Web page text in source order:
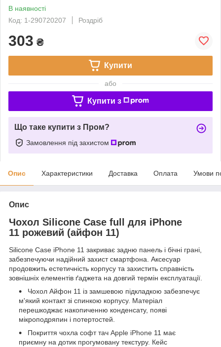
В наявності
Код: 1-290720207
Роздріб
303 ₴
Купити
або
Купити з
Що таке купити з Пром?
Замовлення під захистом
Опис Характеристики Доставка Оплата Умови
Опис
Чохол Silicone Case full для iPhone
11 рожевий (айфон 11)
Silicone Case iPhone 11 закриває задню панель і бічні грані,
забезпечуючи надійний захист смартфона. Аксесуар
продовжить естетичність корпусу та захистить справність
зовнішніх елементів ґаджета на довгий термін експлуатації.
Чохол Айфон 11 із замшевою підкладкою забезпечує
м'який контакт зі спинкою корпусу. Матеріал
перешкоджає накопиченню конденсату, появі
мікроподряпин і потертостей.
Покриття чохла софт тач Apple iPhone 11 має
приємну на дотик прогумовану текстуру. Кейс